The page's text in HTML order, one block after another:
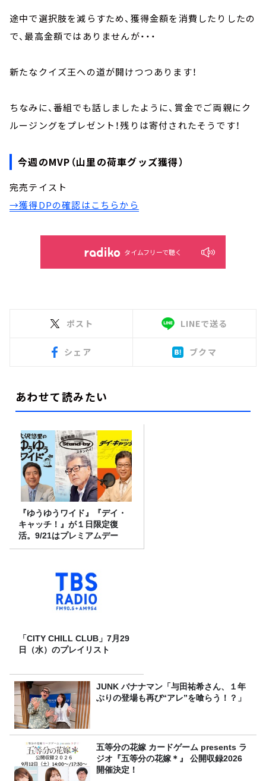
途中で選択肢を減らすため、獲得金額を消費したりしたの
で、最高金額ではありませんが・・・
新たなクイズ王への道が開けつつあります！
ちなみに、番組でも話しましたように、賞金でご両親にク
ルージングをプレゼント！残りは寄付されたそうです！
今週のMVP（山里の荷車グッズ獲得）
完売テイスト
→獲得DPの確認はこちらから
タイムフリーで聴く
ポスト LINEで送る
シェア ブクマ
あわせて読みたい
『ゆうゆうワイド』『デイ・
キャッチ！』が１日限定復
活。9/21はプレミアムデー
「CITY CHILL CLUB」7月29
日（水）のプレイリスト
JUNK バナナマン「与田祐希さん、１年
ぶりの登場も再び“アレ”を喰らう！？」
五等分の花嫁 カードゲーム presents ラ
ジオ『五等分の花嫁＊』 公開収録2026
開催決定！